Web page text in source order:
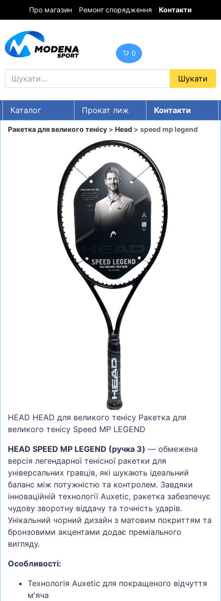
Про магазин Ремонт спорядження Контакти
0
Каталог Прокат лиж
Контакти
UA RU EN
ГІРСЬКІ ЛИЖІ
СНОУБОРДИ
ШОЛОМИ, ЗАХИСТ, ОКУЛЯРИ
БІГ, ФІТНЕС, М'ЯЧІ
Ракетка для великого тенісу > Head > speed mp legend
HEAD HEAD для великого тенісу Ракетка для
великого тенісу Speed MP LEGEND
HEAD SPEED MP LEGEND (ручка 3) — обмежена
версія легендарної тенісної ракетки для
універсальних гравців, які шукають ідеальний
баланс між потужністю та контролем. Завдяки
інноваційній технології Auxetic, ракетка забезпечує
чудову зворотну віддачу та точність ударів.
Унікальний чорний дизайн з матовим покриттям та
бронзовими акцентами додає преміального
вигляду.
Особливості:
Технологія Auxetic для покращеного відчуття
м'яча